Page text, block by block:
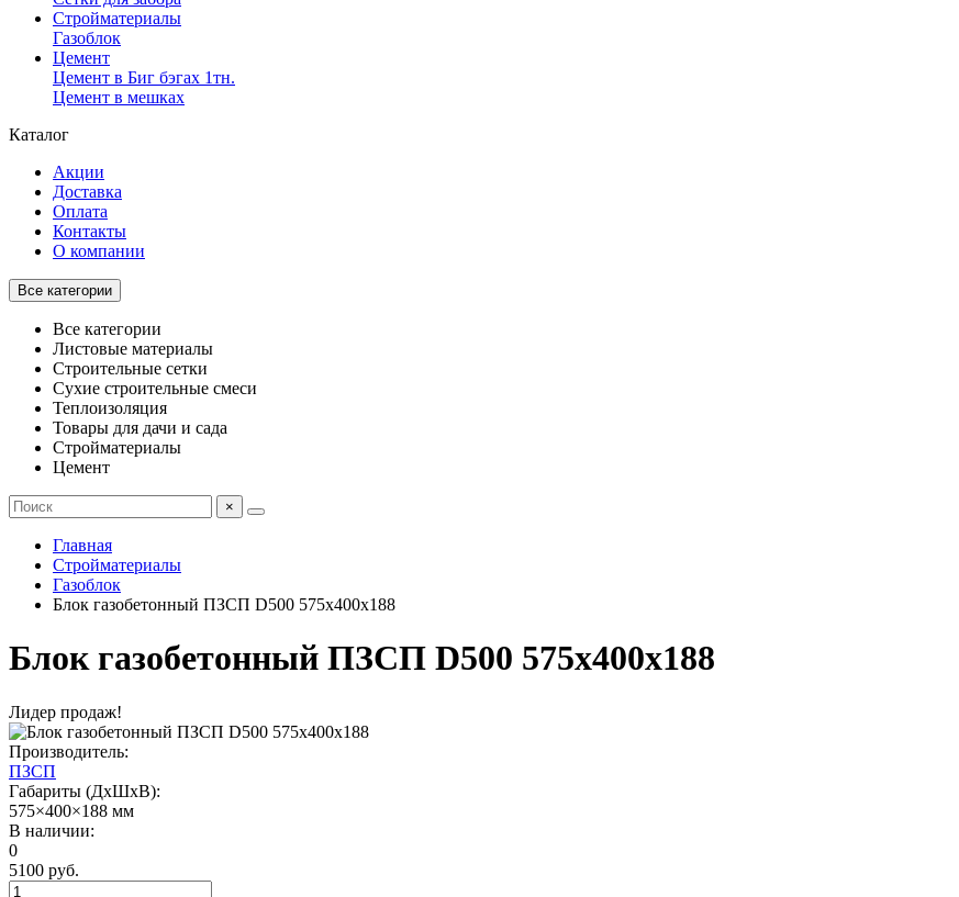
Стройматериалы
Газоблок
Цемент
Цемент в Биг бэгах 1тн.
Цемент в мешках
Каталог
Акции
Доставка
Оплата
Контакты
О компании
Все категории
Все категории
Листовые материалы
Строительные сетки
Сухие строительные смеси
Теплоизоляция
Товары для дачи и сада
Стройматериалы
Цемент
×
Главная
Стройматериалы
Газоблок
Блок газобетонный ПЗСП D500 575x400x188
Блок газобетонный ПЗСП D500 575x400x188
Лидер продаж!
Производитель:
ПЗСП
Габариты (ДхШхВ):
575×400×188 мм
В наличии:
0
5100 руб.